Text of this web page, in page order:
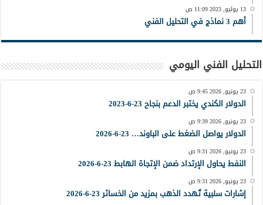
13 يوليو, 2023 11:09 ص
أهم 3 نماذج في التحليل الفني
التحليل الفني اليومي
23 يونيو, 2026 9:45 ص
الدولار الكندي يختبر الدعم بنجاح 23-6-2023
23 يونيو, 2026 9:39 ص
الدولار يواصل الضغط على الباوند… 23-6-2026
23 يونيو, 2026 9:31 ص
النفط يحاول الإرتداد ضمن الإتجاة الهابط 23-6-2026
23 يونيو, 2026 9:31 ص
إشارات سلبية تُهدد الذهب بمزيد من الخسائر 23-6-2026